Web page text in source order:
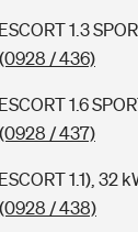
1.3
(0928 / 436)
1.6
(0928 / 437)
1.1), 32
(0928 / 438)